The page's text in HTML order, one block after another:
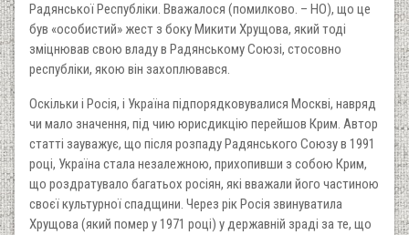
Радянської Республіки. Вважалося (помилково. – НО), що це
був «особистий» жест з боку Микити Хрущова, який тоді
зміцнював свою владу в Радянському Союзі, стосовно
республіки, якою він захоплювався.
Оскільки і Росія, і Україна підпорядковувалися Москві, навряд
чи мало значення, під чию юрисдикцію перейшов Крим. Автор
статті зауважує, що після розпаду Радянського Союзу в 1991
році, Україна стала незалежною, прихопивши з собою Крим,
що роздратувало багатьох росіян, які вважали його частиною
своєї культурної спадщини. Через рік Росія звинуватила
Хрущова (який помер у 1971 році) у державній зраді за те, що